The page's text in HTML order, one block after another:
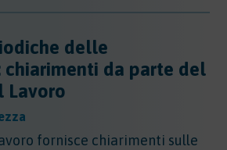
delle
chiarimenti da parte del
Lavoro
fornisce chiarimenti sulle